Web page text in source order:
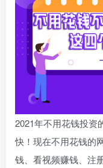
2021年不用花钱投资
快！现在不用花钱的
钱、看视频赚钱、注